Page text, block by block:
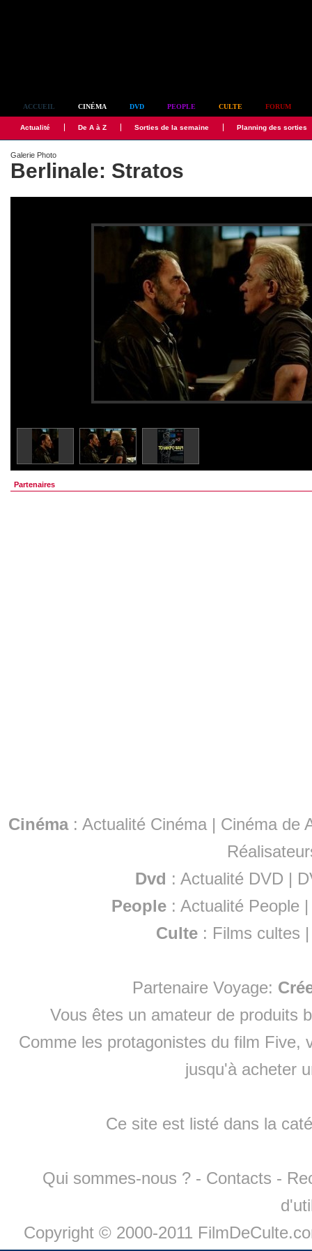
ACCUEIL CINÉMA DVD PEOPLE CULTE FORUM
Actualité De A à Z Sorties de la semaine Planning des sorties
Galerie Photo
Berlinale: Stratos
Partenaires
Cinéma: Actualité Cinéma | Cinéma de
Dvd : Actualité DVD |
People :Actualité People
Culte : Films cultes
Partenaire Voyage:
Vous êtes un amateur de produits
Comme les protagonistes du film Five,
jusqu'à acheter
Ce site est listé dans la
Qui sommes-nous ? - Contacts -
Copyright © 2000-2011